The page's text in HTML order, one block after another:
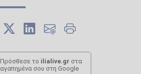
Πρόσθεσε το ilialive.gr στα
αγαπημένα σου στη Google